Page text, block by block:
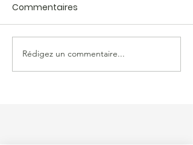
Créez un superbe blog
Commentaires
Rédigez un commentaire...